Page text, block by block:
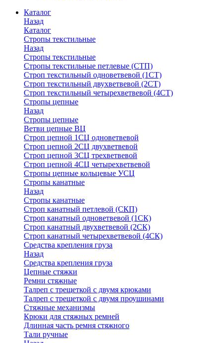
Каталог
Назад
Каталог
Стропы текстильные
Назад
Стропы текстильные
Стропы текстильные петлевые (СТП)
Строп текстильный одноветвевой (1СТ)
Строп текстильный двухветвевой (2СТ)
Строп текстильный четырехветвевой (4СТ)
Стропы цепные
Назад
Стропы цепные
Ветви цепные ВЦ
Строп цепной 1СЦ одноветвевой
Строп цепной 2СЦ двухветвевой
Строп цепной 3СЦ трехветвевой
Строп цепной 4СЦ четырехветвевой
Стропы цепные кольцевые УСЦ
Стропы канатные
Назад
Стропы канатные
Строп канатный петлевой (СКП)
Строп канатный одноветвевой (1СК)
Строп канатный двухветвевой (2СК)
Строп канатный четырехветвевой (4СК)
Средства крепления груза
Назад
Средства крепления груза
Цепные стяжки
Ремни стяжные
Талреп с трещеткой с двумя крюками
Талреп с трещеткой с двумя проушинами
Стяжные механизмы
Крюки для стяжных ремней
Длинная часть ремня стяжного
Тали ручные